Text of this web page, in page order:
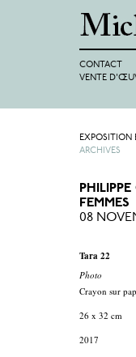
CONTACT
VENTE
EXPOSITION
ARCHIVES
FEMMES
08
Tara 22
Photo
Crayon sur
26 x 32 cm
2017